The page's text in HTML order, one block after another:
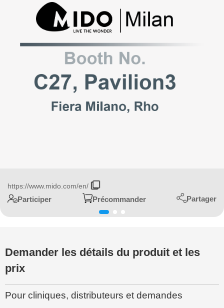
https://www.mido.com/en/
Participer Précommander Partager
Demander les détails du produit et les
prix
Pour cliniques, distributeurs et demandes